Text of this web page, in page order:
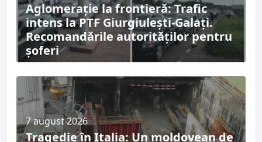
Aglomerație la frontieră: Trafic
intens la PTF Giurgiulești-Galați.
Recomandările autorităților pentru
șoferi
7 august 2026
Tragedie în Italia: Un moldovean de